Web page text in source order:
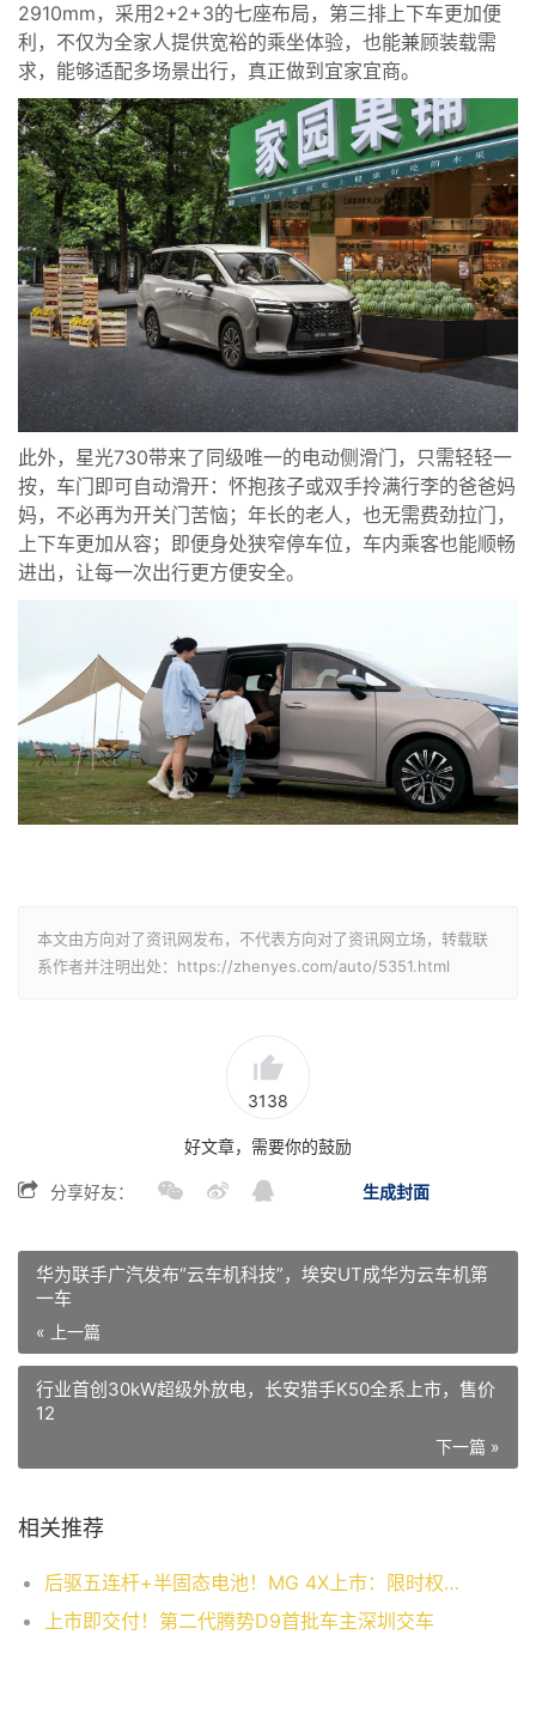
2910mm，采用2+2+3的七座布局，第三排上下车更加便
利，不仅为全家人提供宽裕的乘坐体验，也能兼顾装载需
求，能够适配多场景出行，真正做到宜家宜商。
此外，星光730带来了同级唯一的电动侧滑门，只需轻轻一
按，车门即可自动滑开：怀抱孩子或双手拎满行李的爸爸妈
妈，不必再为开关门苦恼；年长的老人，也无需费劲拉门，
上下车更加从容；即便身处狭窄停车位，车内乘客也能顺畅
进出，让每一次出行更方便安全。
本文由方向对了资讯网发布，不代表方向对了资讯网立场，转载联
系作者并注明出处：https://zhenyes.com/auto/5351.html
3138
好文章，需要你的鼓励
生成封面
分享好友：
华为联手广汽发布“云车机科技”，埃安UT成华为云车机第
一车
« 上一篇
行业首创30kW超级外放电，长安猎手K50全系上市，售价
12
下一篇 »
相关推荐
后驱五连杆+半固态电池！MG 4X上市：限时权益价9.28万起
上市即交付！第二代腾势D9首批车主深圳交车